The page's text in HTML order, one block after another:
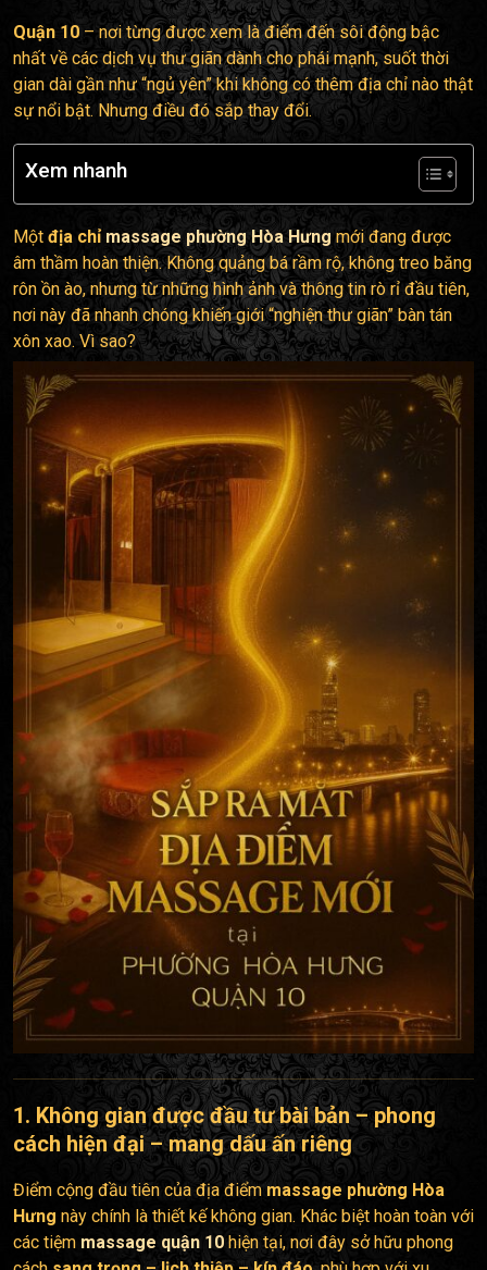
Quận 10 – nơi từng được xem là điểm đến sôi động bậc
nhất về các dịch vụ thư giãn dành cho phái mạnh, suốt thời
gian dài gần như “ngủ yên” khi không có thêm địa chỉ nào thật
sự nổi bật. Nhưng điều đó sắp thay đổi.
Xem nhanh
Một địa chỉ massage phường Hòa Hưng mới đang được
âm thầm hoàn thiện. Không quảng bá rầm rộ, không treo băng
rôn ồn ào, nhưng từ những hình ảnh và thông tin rò rỉ đầu tiên,
nơi này đã nhanh chóng khiến giới “nghiện thư giãn” bàn tán
xôn xao. Vì sao?
1. Không gian được đầu tư bài bản – phong
cách hiện đại – mang dấu ấn riêng
Điểm cộng đầu tiên của địa điểmmassage phường Hòa
Hưng này chính là thiết kế không gian. Khác biệt hoàn toàn với
các tiệm massage quận 10 hiện tại, nơi đây sở hữu phong